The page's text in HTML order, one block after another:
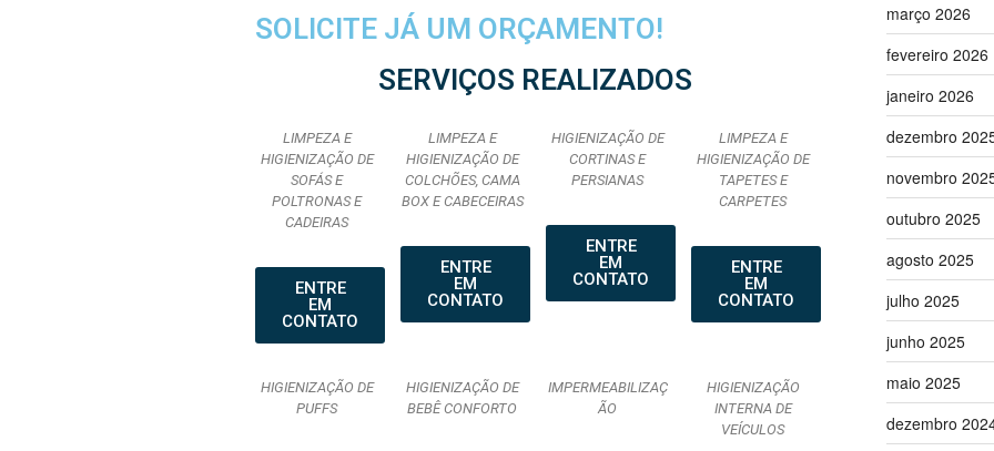
SOLICITE JÁ UM ORÇAMENTO!
SERVIÇOS REALIZADOS
LIMPEZA E
HIGIENIZAÇÃO DE
SOFÁS E
POLTRONAS E
CADEIRAS
ENTRE
EM
CONTATO
LIMPEZA E
HIGIENIZAÇÃO DE
COLCHÕES, CAMA
BOX E CABECEIRAS
ENTRE
EM
CONTATO
HIGIENIZAÇÃO DE
CORTINAS E
PERSIANAS
ENTRE
EM
CONTATO
LIMPEZA E
HIGIENIZAÇÃO DE
TAPETES E
CARPETES
ENTRE
EM
CONTATO
HIGIENIZAÇÃO DE
PUFFS
HIGIENIZAÇÃO DE
BEBÊ CONFORTO
IMPERMEABILIZAÇ
ÃO
HIGIENIZAÇÃO
INTERNA DE
VEÍCULOS
março 2026
fevereiro 2026
janeiro 2026
dezembro
novembro
outubro 2025
agosto 2025
julho 2025
junho 2025
maio 2025
dezembro